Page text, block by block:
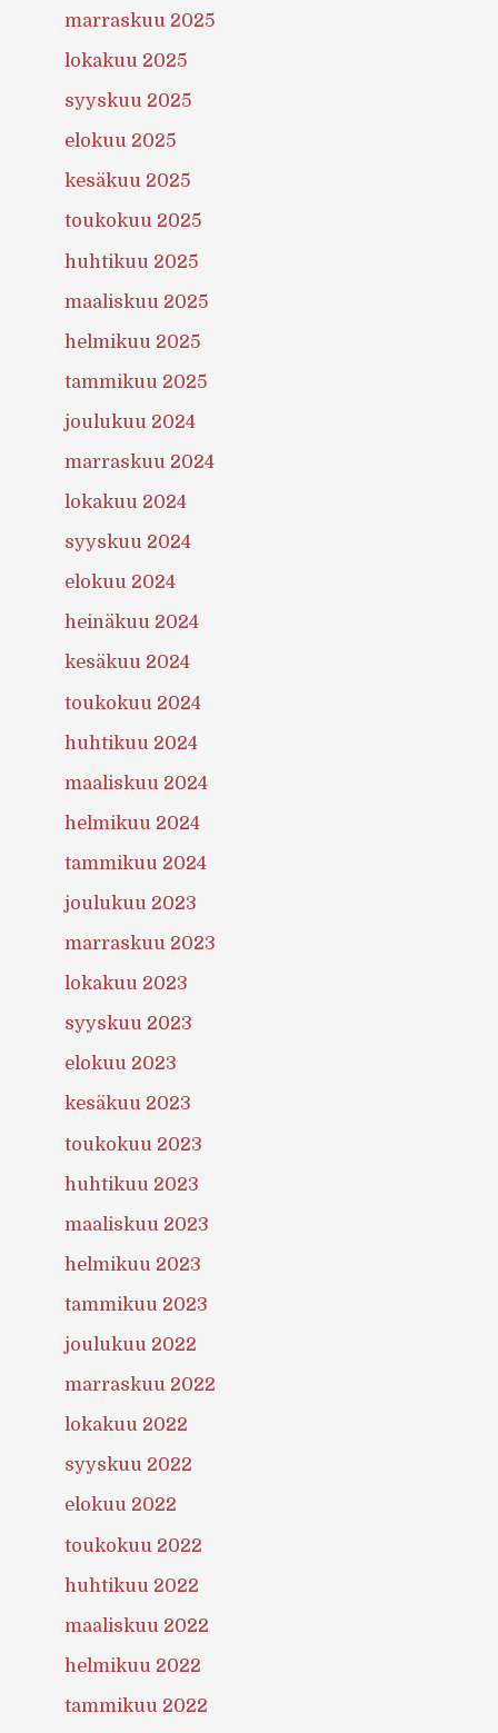
marraskuu 2025
lokakuu 2025
syyskuu 2025
elokuu 2025
kesäkuu 2025
toukokuu 2025
huhtikuu 2025
maaliskuu 2025
helmikuu 2025
tammikuu 2025
joulukuu 2024
marraskuu 2024
lokakuu 2024
syyskuu 2024
elokuu 2024
heinäkuu 2024
kesäkuu 2024
toukokuu 2024
huhtikuu 2024
maaliskuu 2024
helmikuu 2024
tammikuu 2024
joulukuu 2023
marraskuu 2023
lokakuu 2023
syyskuu 2023
elokuu 2023
kesäkuu 2023
toukokuu 2023
huhtikuu 2023
maaliskuu 2023
helmikuu 2023
tammikuu 2023
joulukuu 2022
marraskuu 2022
lokakuu 2022
syyskuu 2022
elokuu 2022
toukokuu 2022
huhtikuu 2022
maaliskuu 2022
helmikuu 2022
tammikuu 2022